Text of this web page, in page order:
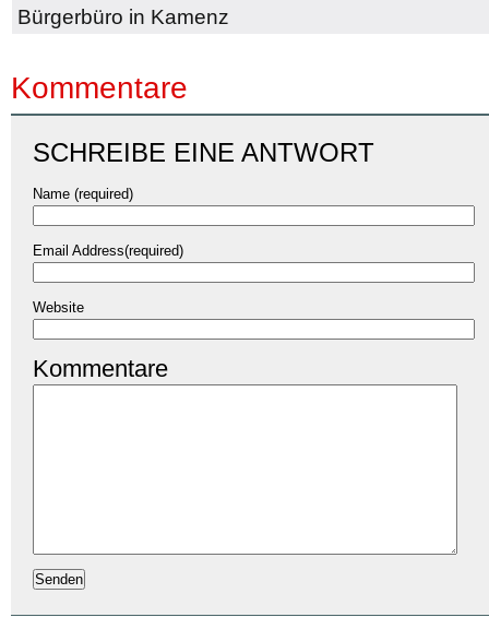
Bürgerbüro in Kamenz
Kommentare
SCHREIBE EINE ANTWORT
Name (required)
Email Address(required)
Website
Kommentare